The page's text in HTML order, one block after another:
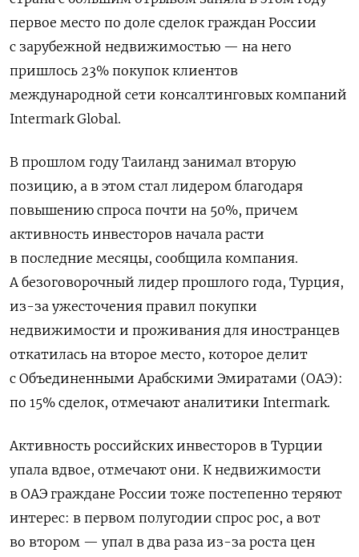
первое место по доле сделок граждан России
с зарубежной недвижимостью — на него
пришлось 23% покупок клиентов
международной сети консалтинговых компаний
Intermark Global.
В прошлом году Таиланд занимал вторую
позицию, а в этом стал лидером благодаря
повышению спроса почти на 50%, причем
активность инвесторов начала расти
в последние месяцы, сообщила компания.
А безоговорочный лидер прошлого года, Турция,
из-за ужесточения правил покупки
недвижимости и проживания для иностранцев
откатилась на второе место, которое делит
с Объединенными Арабскими Эмиратами (ОАЭ):
по 15% сделок, отмечают аналитики Intermark.
Активность российских инвесторов в Турции
упала вдвое, отмечают они. К недвижимости
в ОАЭ граждане России тоже постепенно теряют
интерес: в первом полугодии спрос рос, а вот
во втором — упал в два раза из-за роста цен